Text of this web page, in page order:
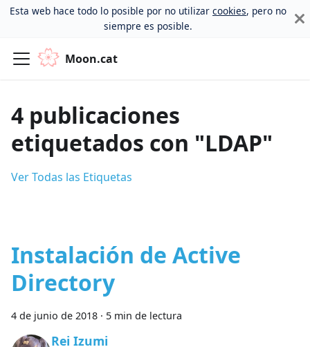
Esta web hace todo lo posible por no utilizar cookies, pero no
siempre es posible.
Moon.cat
4 publicaciones
etiquetados con "LDAP"
Ver Todas las Etiquetas
Instalación de Active
Directory
4 de junio de 2018 · 5 min de lectura
Rei Izumi